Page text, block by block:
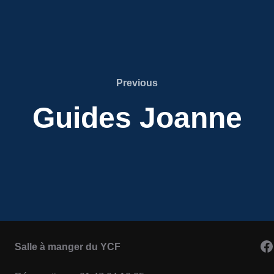
Previous
Previous
Guides Joanne
Salle à manger du YCF